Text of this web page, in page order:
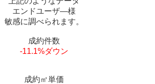
エンドユーザ―様
敏感に調べられます。
成約件数
-11.1%ダウン
成約㎡単価